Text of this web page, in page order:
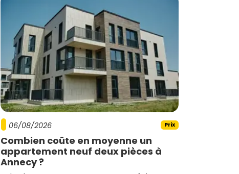
06/08/2026 Prix
Combien coûte en moyenne un
appartement neuf deux pièces à
Annecy ?